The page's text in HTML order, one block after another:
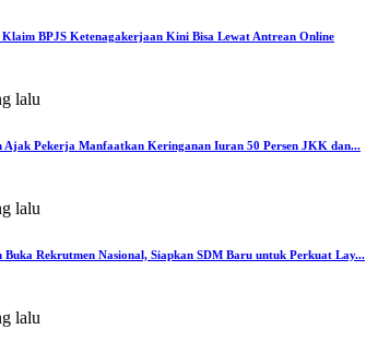
BPJS Ketenagakerjaan Kini Bisa Lewat Antrean Online
lalu
Ajak Pekerja Manfaatkan Keringanan Iuran 50 Persen JKK dan...
lalu
Buka Rekrutmen Nasional, Siapkan SDM Baru untuk Perkuat Lay...
lalu